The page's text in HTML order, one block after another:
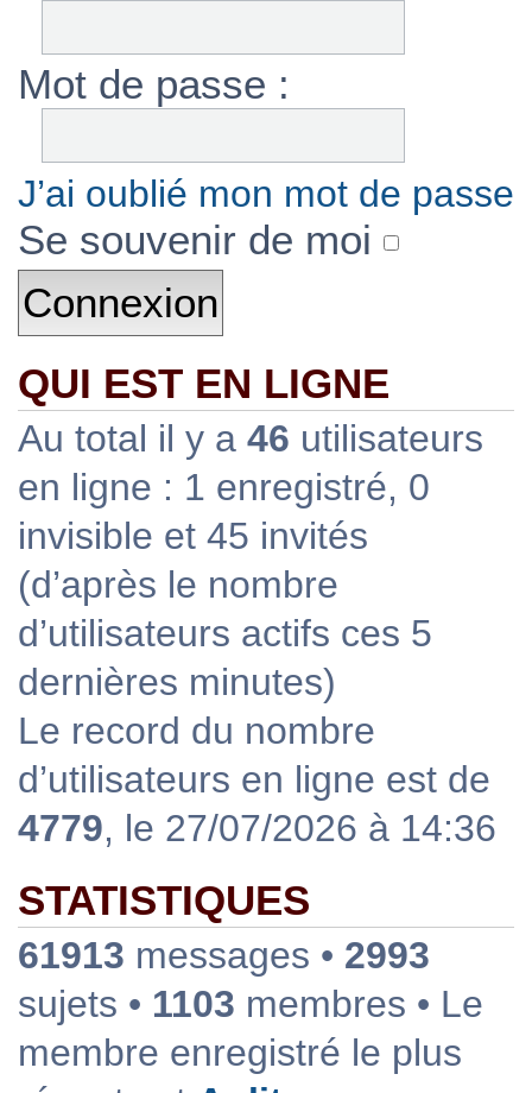
Mot de passe :
J’ai oublié mon mot de passe
Se souvenir de moi
QUI EST EN LIGNE
Au total il y a 46 utilisateurs
en ligne : 1 enregistré, 0
invisible et 45 invités
(d’après le nombre
d’utilisateurs actifs ces 5
dernières minutes)
Le record du nombre
d’utilisateurs en ligne est de
4779, le 27/07/2026 à 14:36
STATISTIQUES
61913 messages • 2993
sujets • 1103 membres • Le
membre enregistré le plus